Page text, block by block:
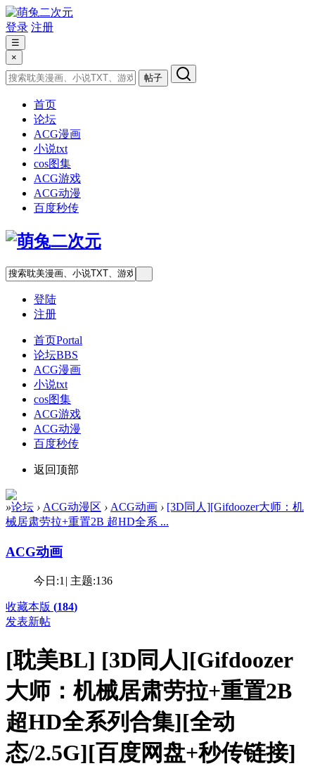
登录 注册
☰
×
帖子
首页
论坛
ACG漫画
小说txt
cos图集
ACG游戏
ACG动漫
百度秒传
登陆
注册
首页Portal
论坛BBS
ACG漫画
小说txt
cos图集
ACG游戏
ACG动漫
百度秒传
返回顶部
»论坛 › ACG动漫区 › ACG动画 › [3D同人][Gifdoozer大师：机
械居肃劳拉+重置2B 超HD全系 ...
ACG动画
今日:1 | 主题:136
收藏本版 (184)
发表新帖
[耽美BL] [3D同人][Gifdoozer
大师：机械居肃劳拉+重置2B
超HD全系列合集][全动
态/2.5G][百度网盘+秒传链接]